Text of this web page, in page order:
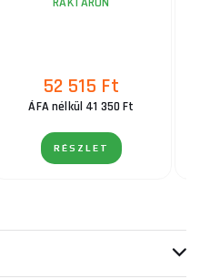
52 515 Ft
ÁFA nélkül 41 350 Ft
RÉSZLET